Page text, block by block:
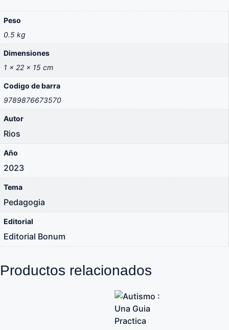
Peso
0.5 kg
Dimensiones
1 × 22 × 15 cm
Codigo de barra
9789876673570
Autor
Rios
Año
2023
Tema
Pedagogia
Editorial
Editorial Bonum
Productos relacionados